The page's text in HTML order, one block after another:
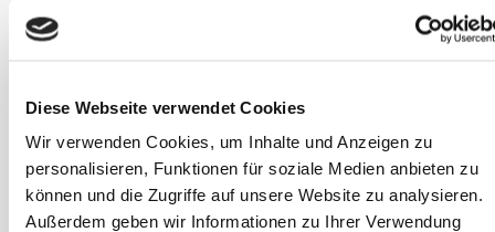
Diese Webseite verwendet Cookies
Wir verwenden Cookies, um Inhalte und Anzeigen zu
personalisieren, Funktionen für soziale Medien anbieten zu
können und die Zugriffe auf unsere Website zu analysieren.
Außerdem geben wir Informationen zu Ihrer Verwendung
Artikel zu
dieser
Kategorie